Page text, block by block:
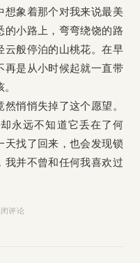
想象着那个对我来说最美
的小路上，弯弯绕饶的路
云般停泊的山桃花。在早
再是从小时候起就一直带
悄悄失掉了这个愿望。
永远不知道它丢在了何
天找了回来，也会发现锁
我并不曾和任何我喜欢过
评论